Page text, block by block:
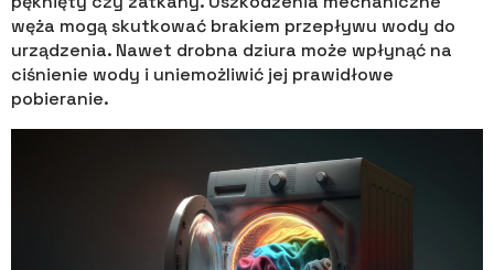
węża mogą skutkować brakiem przepływu wody do
urządzenia. Nawet drobna dziura może wpłynąć na
ciśnienie wody i uniemożliwić jej prawidłowe
pobieranie.